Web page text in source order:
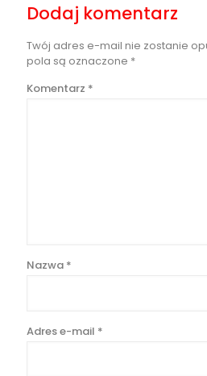
Dodaj komentarz
Twój adres e-mail nie zostanie
pola są oznaczone *
Komentarz *
Nazwa *
Adres e-mail *